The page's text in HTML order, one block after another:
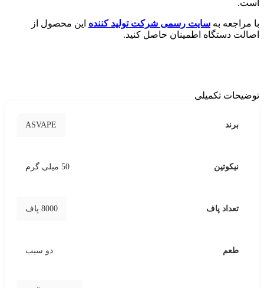
است.
با مراجعه به سایت رسمی شرکت تولید کننده این محصول از
اصالت دستگاه اطمینان حاصل کنید.
توضیحات تکمیلی
برند ASVAPE
نیکوتین 50 میلی گرم
تعداد پاف 8000 پاف
طعم دو سیب